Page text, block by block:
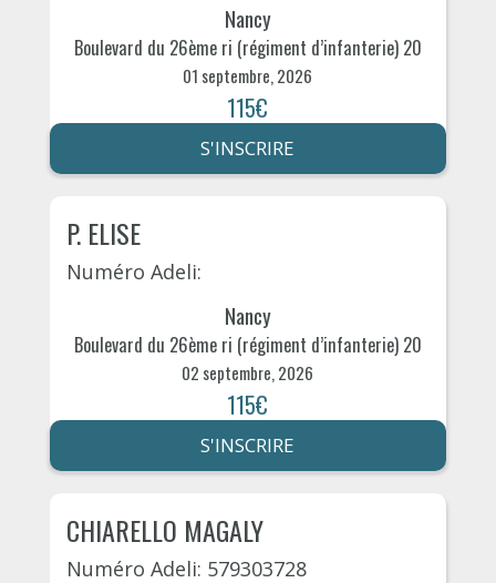
Nancy
Boulevard du 26ème ri (régiment d’infanterie) 20
01 septembre, 2026
115€
S'INSCRIRE
P. ELISE
Numéro Adeli:
Nancy
Boulevard du 26ème ri (régiment d’infanterie) 20
02 septembre, 2026
115€
S'INSCRIRE
CHIARELLO MAGALY
Numéro Adeli: 579303728